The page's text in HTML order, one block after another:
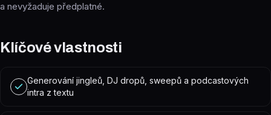
a nevyžaduje předplatné.
Klíčové vlastnosti
Generování jingleů, DJ dropů, sweepů a podcastových
intra z textu